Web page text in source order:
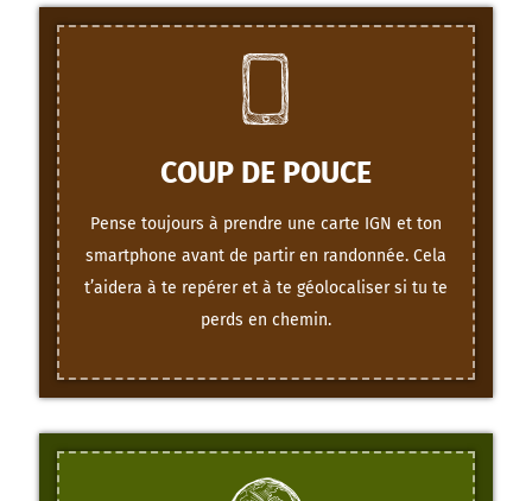
COUP DE POUCE
Pense toujours à prendre une carte IGN et ton
smartphone avant de partir en randonnée. Cela
t’aidera à te repérer et à te géolocaliser si tu te
perds en chemin.